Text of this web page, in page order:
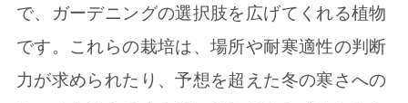
で、ガーデニングの選択肢を広げてくれる植物
です。これらの栽培は、場所や耐寒適性の判断
力が求められたり、予想を超えた冬の寒さへの